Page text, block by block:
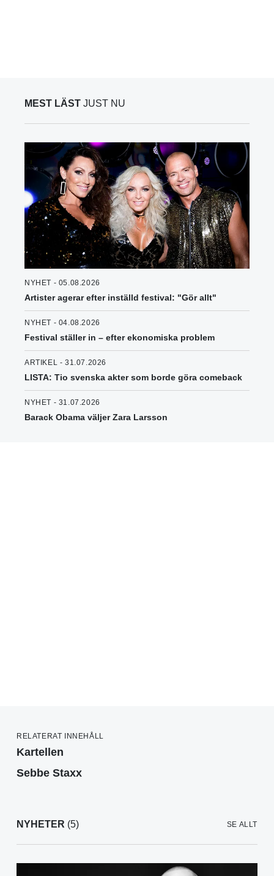
MEST LÄST JUST NU
NYHET - 05.08.2026
Artister agerar efter inställd festival: "Gör allt"
NYHET - 04.08.2026
Festival ställer in – efter ekonomiska problem
ARTIKEL - 31.07.2026
LISTA: Tio svenska akter som borde göra comeback
NYHET - 31.07.2026
Barack Obama väljer Zara Larsson
RELATERAT INNEHÅLL
Kartellen
Sebbe Staxx
NYHETER (5) SE ALLT